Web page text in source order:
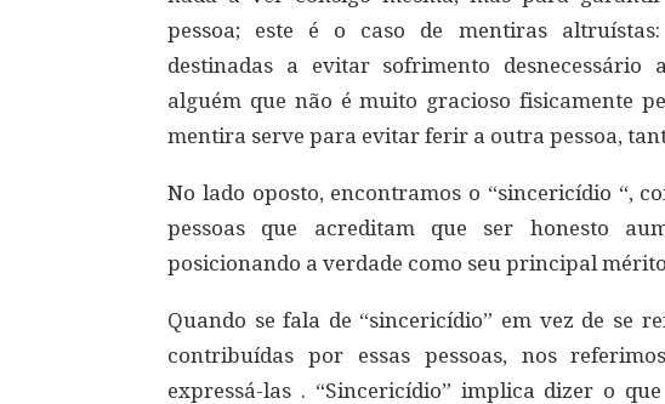
pessoa; este é o caso de mentiras
destinadas a evitar sofrimento desnecessário
alguém que não é muito gracioso fisicamente
mentira serve para evitar ferir a outra pessoa,
No lado oposto, encontramos o “sincericídio “,
pessoas que acreditam que ser honesto
posicionando a verdade como seu principal
Quando se fala de “sincericídio” em vez de se
contribuídas por essas pessoas, nos
expressá-las . “Sincericídio” implica dizer o